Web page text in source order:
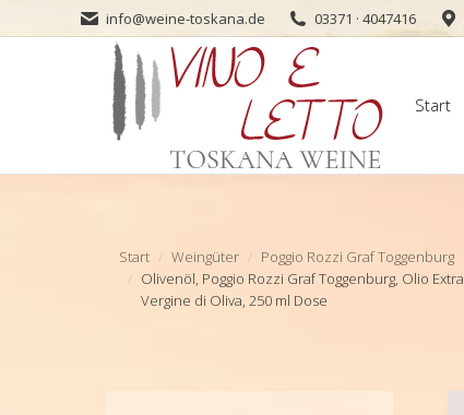
info@weine-toskana.de 03371 · 4047416
Start
Sie befinden sich hier:
Start Weingüter
Poggio Rozzi Graf Toggenburg
Olivenöl, Poggio Rozzi Graf Toggenburg, Olio Extra
Vergine di Oliva, 250 ml Dose